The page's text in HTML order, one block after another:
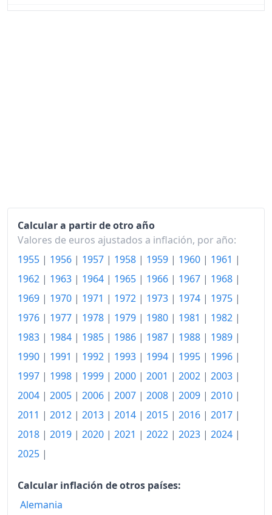
1985
270.63
1986
271.42
1988
275.17
1989
284.44
293.70
1991
302.86
1992
312.41
1993
323.62
1995
330.35
Calcular a partir de otro año
Valores de euros ajustados a inflación, por año:
1955 | 1956 | 1957 | 1958 | 1959 | 1960 | 1961 |
1962 | 1963 | 1964 | 1965 | 1966 | 1967 | 1968 |
1969 | 1970 | 1971 | 1972 | 1973 | 1974 | 1975 |
1976 | 1977 | 1978 | 1979 | 1980 | 1981 | 1982 |
1983 | 1984 | 1985 | 1986 | 1987 | 1988 | 1989 |
1990 | 1991 | 1992 | 1993 | 1994 | 1995 | 1996 |
1997 | 1998 | 1999 | 2000 | 2001 | 2002 | 2003 |
2004 | 2005 | 2006 | 2007 | 2008 | 2009 | 2010 |
2011 | 2012 | 2013 | 2014 | 2015 | 2016 | 2017 |
2018 | 2019 | 2020 | 2021 | 2022 | 2023 | 2024 |
2025 |
Calcular inflación de otros países:
Alemania